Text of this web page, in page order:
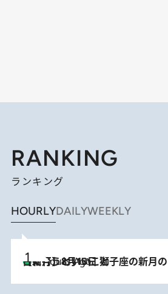
RANKING
ランキング
HOURLYDAILYWEEKLY
4 Hours Ago
【新月】8月13日 獅子座の新月の日に行うといいこと